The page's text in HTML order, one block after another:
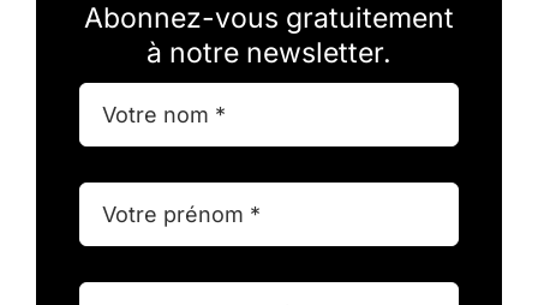
Abonnez-vous gratuitement
à notre newsletter.